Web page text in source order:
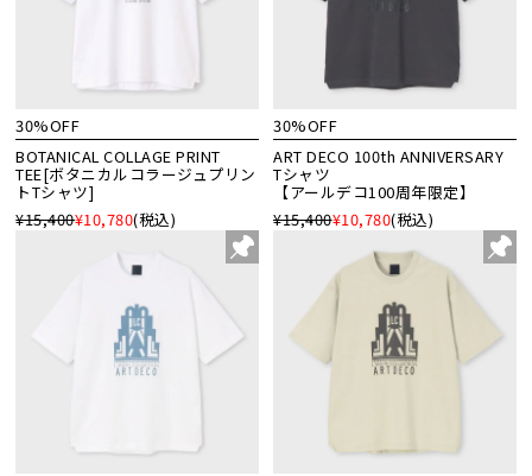
30%OFF
BOTANICAL COLLAGE PRINT
TEE[ボタニカルコラージュプリン
トTシャツ]
¥15,400¥10,780(税込)
30%OFF
ART DECO 100th ANNIVERSARY
Tシャツ
【アールデコ100周年限定】
¥15,400¥10,780(税込)